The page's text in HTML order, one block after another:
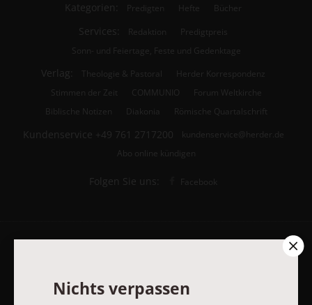
Kategorien: Predigten Hefte Bücher
Services: Redaktion
Predigtpreis
Sonn- und Feiertage, Feste und Gedenktage
Verlag: Theologie & Pastoral
Herder Korrespondenz
Stimmen der Zeit
COMMUNIO
Forum Weltkirche
Biblische Notizen
Diakonia Römische Quartalschrift
Kundenservice +49 761 2717200
kundenservice@herder.de
Abo online kündigen
Folgen Sie uns: Facebook
Ja, ich möchte den kostenlosen Pastoralblätter-Newsletter
Nichts verpassen